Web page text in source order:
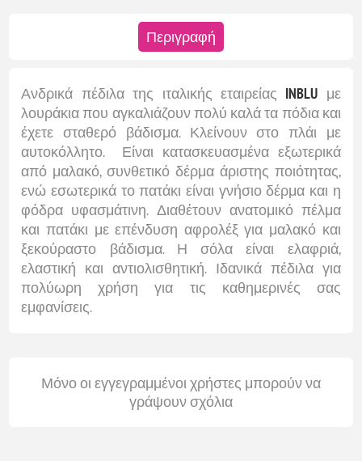
Περιγραφή
Ανδρικά πέδιλα της ιταλικής εταιρείας INBLU με
λουράκια που αγκαλιάζουν πολύ καλά τα πόδια και
έχετε σταθερό βάδισμα. Κλείνουν στο πλάι με
αυτοκόλλητο. Είναι κατασκευασμένα εξωτερικά
από μαλακό, συνθετικό δέρμα άριστης ποιότητας,
ενώ εσωτερικά το πατάκι είναι γνήσιο δέρμα και η
φόδρα υφασμάτινη. Διαθέτουν ανατομικό πέλμα
και πατάκι με επένδυση αφρολέξ για μαλακό και
ξεκούραστο βάδισμα. Η σόλα είναι ελαφριά,
ελαστική και αντιολισθητική. Ιδανικά πέδιλα για
πολύωρη χρήση για τις καθημερινές σας
εμφανίσεις.
Μόνο οι εγγεγραμμένοι χρήστες μπορούν να
γράψουν σχόλια